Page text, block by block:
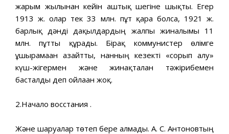
жарым жылынан кейін аштық шегіне шықты. Егер
1913 ж. олар тек 33 млн. пұт қара болса, 1921 ж.
барлық дәнді дақылдардың жалпы жиналымы 11
млн. пұтты құрады. Бірақ коммунистер өлімге
ұшырамаған азайтты, нанның кезекті «сорып алу»
күш-жігермен және жинақталған тәжірибемен
басталды деп ойлаған жоқ.
2.Начало восстания .
Және шаруалар төтеп бере алмады. А. С. Антоновтың